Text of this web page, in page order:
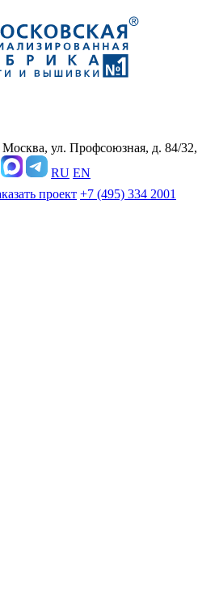
Москва, ул. Профсоюзная, д. 84/32,
RU EN
проект +7 (495) 334 2001